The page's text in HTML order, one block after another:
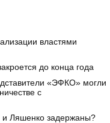
властями
до конца года
«ЭФКО» могли
с
Ляшенко задержаны?